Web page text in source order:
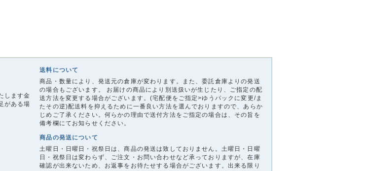
します金
がある場
送料について
商品・数量により、発送元の倉庫が変わります。また、委託倉庫よりの発送
の場合もございます。 お届けの商品により別送扱いが生じたり、ご指定の配
送方法を変更する場合がございます。(宅配便をご指定>ゆうパックに変更/ま
たその逆)配送料を抑えるために一番良い方法を選んでおりますので、あらか
じめご了承ください。何らかの理由で送付方法をご指定の場合は、その旨を
備考欄にてお知らせください。
商品の発送について
土曜日・日曜日・祝祭日は、商品の発送は致しておりません。土曜日・日曜
日・祝祭日は変わらず、ご注文・お問い合わせなど承っておりますが、在庫
確認が出来ないため、お返事をお待たせする場合がございます。出来る限り